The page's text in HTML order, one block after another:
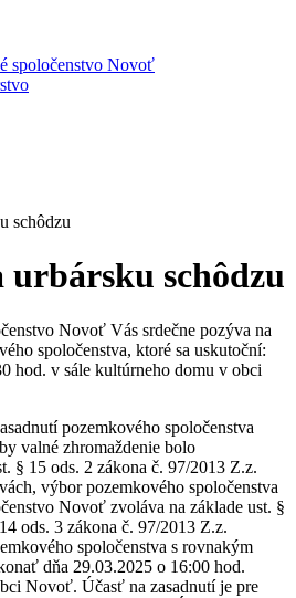
spoločenstvo Novoť
schôdzu
urbársku schôdzu
Novoť Vás srdečne pozýva na
spoločenstva, ktoré sa uskutoční:
hod. v sále kultúrneho domu v obci
pozemkového spoločenstva
valné zhromaždenie bolo
§ 15 ods. 2 zákona č. 97/2013 Z.z.
výbor pozemkového spoločenstva
Novoť zvoláva na základe ust. §
ods. 3 zákona č. 97/2013 Z.z.
spoločenstva s rovnakým
dňa 29.03.2025 o 16:00 hod.
Novoť. Účasť na zasadnutí je pre